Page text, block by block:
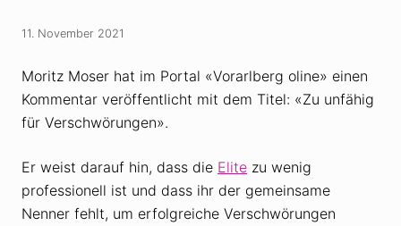
11. November 2021
Moritz Moser hat im Portal «Vorarlberg oline» einen
Kommentar veröffentlicht mit dem Titel: «Zu unfähig
für Verschwörungen».
Er weist darauf hin, dass die Elite zu wenig
professionell ist und dass ihr der gemeinsame
Nenner fehlt, um erfolgreiche Verschwörungen